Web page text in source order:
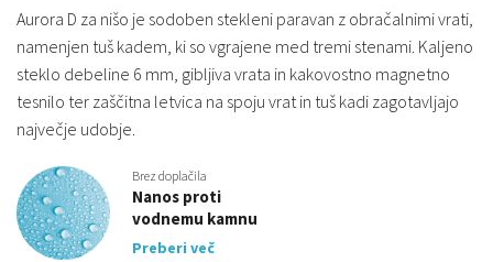
Aurora D za nišo je sodoben stekleni paravan z obračalnimi vrati,
namenjen tuš kadem, ki so vgrajene med tremi stenami. Kaljeno
steklo debeline 6 mm, gibljiva vrata in kakovostno magnetno
tesnilo ter zaščitna letvica na spoju vrat in tuš kadi zagotavljajo
največje udobje.
Brez doplačila
Nanos proti
vodnemu kamnu
Preberi več